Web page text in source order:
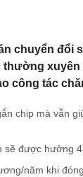
chuyển đổi
thường
công tác
chip mà vẫn
được hưởng
năm khi